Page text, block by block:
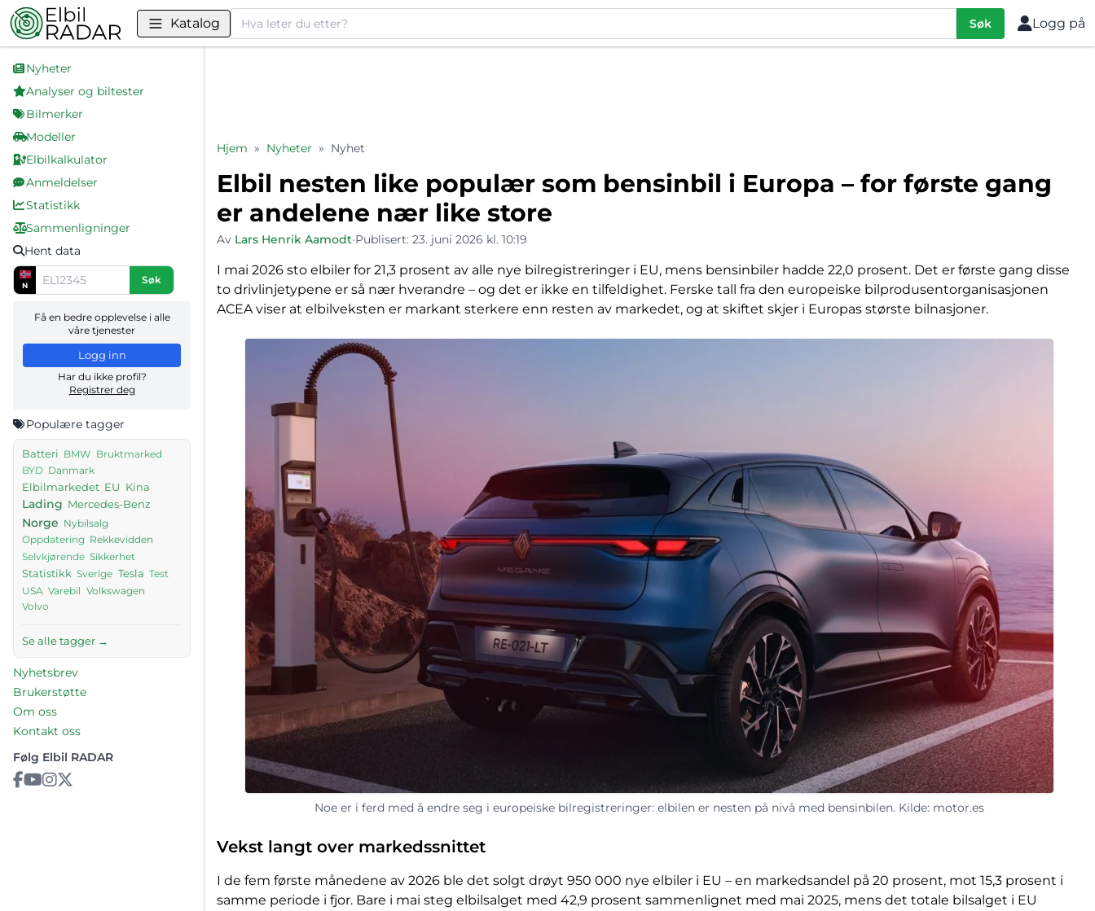
Katalog Søk Søk Logg på
Nyheter
Analyser og biltester
Bilmerker
Modeller
Elbilkalkulator
Anmeldelser
Statistikk
Sammenligninger
Hent data
N Søk
Få en bedre opplevelse i alle
våre tjenester
Logg inn
Har du ikke profil?
Registrer deg
Populære tagger
Batteri BMW Bruktmarked
BYD Danmark
Elbilmarkedet EU Kina
Lading Mercedes-Benz
Norge Nybilsalg
Oppdatering Rekkevidden
Selvkjørende Sikkerhet
Statistikk Sverige Tesla Test
USA Varebil Volkswagen
Volvo
Se alle tagger →
Nyhetsbrev
Brukerstøtte
Om oss
Kontakt oss
Følg Elbil RADAR
Hjem » Nyheter » Nyhet
Elbil nesten like populær som bensinbil i Europa – for første gang
er andelene nær like store
Av Lars Henrik Aamodt•Publisert: 23. juni 2026 kl. 10:19
I mai 2026 sto elbiler for 21,3 prosent av alle nye bilregistreringer i EU, mens bensinbiler hadde 22,0 prosent. Det er første gang disse
to drivlinjetypene er så nær hverandre – og det er ikke en tilfeldighet. Ferske tall fra den europeiske bilprodusentorganisasjonen
ACEA viser at elbilveksten er markant sterkere enn resten av markedet, og at skiftet skjer i Europas største bilnasjoner.
Noe er i ferd med å endre seg i europeiske bilregistreringer: elbilen er nesten på nivå med bensinbilen. Kilde: motor.es
Vekst langt over markedssnittet
I de fem første månedene av 2026 ble det solgt drøyt 950 000 nye elbiler i EU – en markedsandel på 20 prosent, mot 15,3 prosent i
samme periode i fjor. Bare i mai steg elbilsalget med 42,9 prosent sammenlignet med mai 2025, mens det totale bilsalget i EU